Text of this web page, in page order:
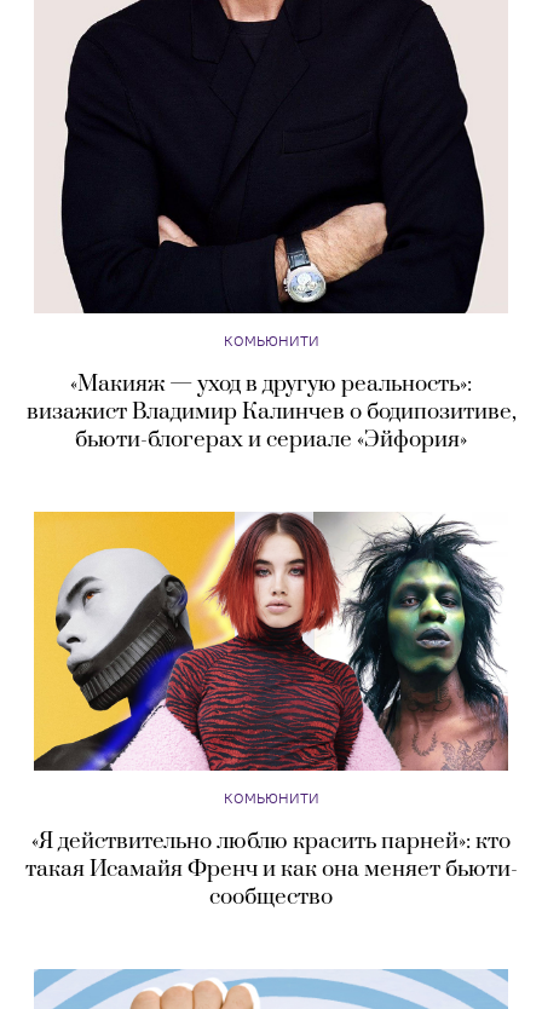
КОМЬЮНИТИ
«Макияж — уход в другую реальность»:
визажист Владимир Калинчев о бодипозитиве,
бьюти-блогерах и сериале «Эйфория»
КОМЬЮНИТИ
«Я действительно люблю красить парней»: кто
такая Исамайя Френч и как она меняет бьюти-
сообщество